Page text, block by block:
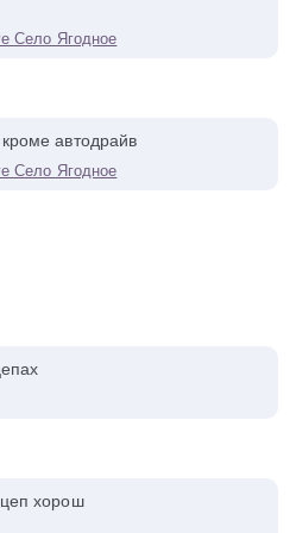
Село Ягодное
автодрайв
Село Ягодное
хорош